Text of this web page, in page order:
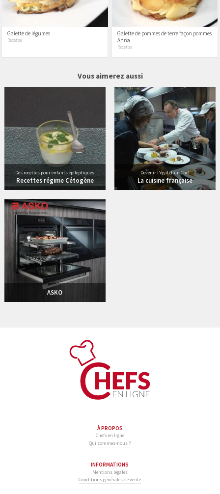
Galette de légumes
Recettes
Galette de pommes de terre façon pommes
Anna
Recettes
Vous aimerez aussi
Des recettes pour enfants épileptiques
Recettes régime Cétogène
Devenir l'égal d'un Chef
La cuisine française
ASKO
6 vidéos
À PROPOS
Chefs en ligne
Qui sommes-nous ?
INFORMATIONS
Mentions légales
Conditions générales de vente